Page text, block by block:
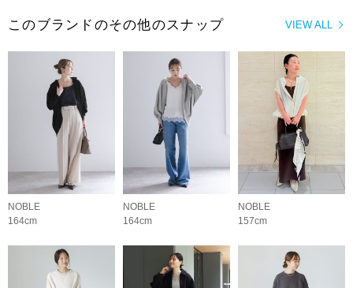
VIEW ALL
このブランドのその他のスナップ
NOBLE
164cm
NOBLE
164cm
NOBLE
157cm